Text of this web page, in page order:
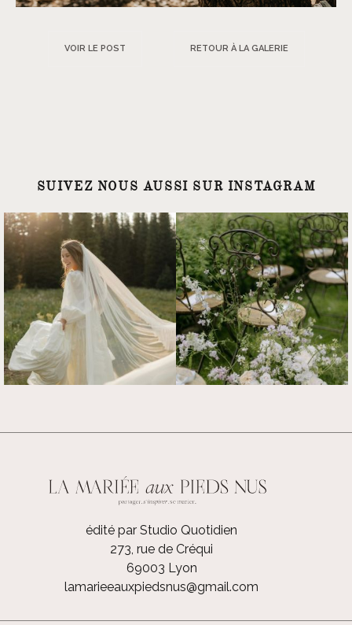
VOIR LE POST RETOUR À LA GALERIE
SUIVEZ NOUS AUSSI SUR INSTAGRAM
édité par Studio Quotidien
273, rue de Créqui
69003 Lyon
lamarieeauxpiedsnus@gmail.com